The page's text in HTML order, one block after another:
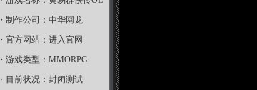
・制作公司：中华网龙
・官方网站： 进入官网
・游戏类型：MMORPG
・目前状况：封闭测试